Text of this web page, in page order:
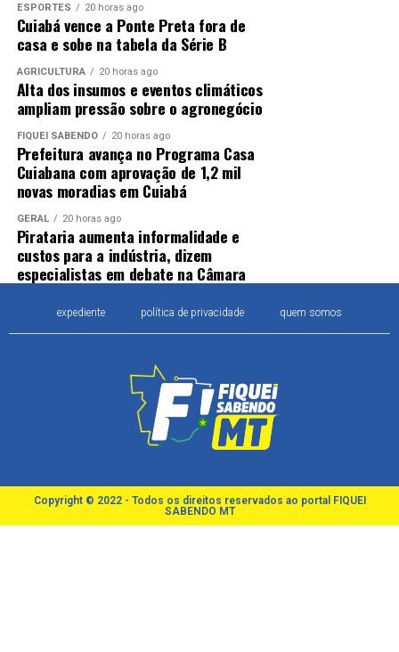
ESPORTES 20 horas ago
Cuiabá vence a Ponte Preta fora de
casa e sobe na tabela da Série B
AGRICULTURA 20 horas ago
Alta dos insumos e eventos climáticos
ampliam pressão sobre o agronegócio
FIQUEI SABENDO 20 horas ago
Prefeitura avança no Programa Casa
Cuiabana com aprovação de 1,2 mil
novas moradias em Cuiabá
GERAL 20 horas ago
Pirataria aumenta informalidade e
custos para a indústria, dizem
especialistas em debate na Câmara
expediente política de privacidade quem somos
Copyright © 2022 - Todos os direitos reservados ao portal FIQUEI
SABENDO MT